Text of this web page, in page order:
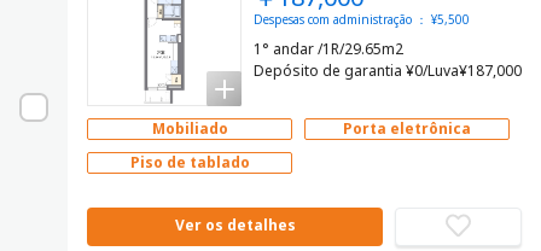
Despesas com administração ： ¥5,500
1° andar /1R/29.65m2
Depósito de garantia ¥0/Luva¥187,000
Mobiliado
Porta eletrônica
Piso de tablado
Ver os detalhes